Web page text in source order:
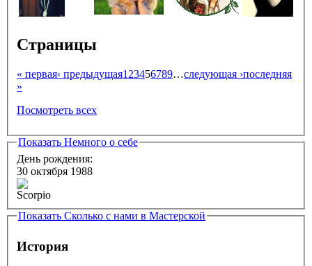
Страницы
« первая‹ предыдущая1 23456789…следующая ›последняя
»
Посмотреть всех
Показать Немного о себе
День рождения:
30 октября 1988
Показать Сколько с нами в Мастерской
История